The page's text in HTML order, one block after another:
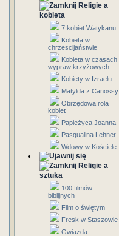
Religie a
kobieta
7 kobiet Watykanu
Kobieta w
chrzescijaństwie
Kobieta w czasach
wypraw krzyżowych
Kobiety w Izraelu
Matylda z Canossy
Obrzędowa rola
kobiet
Papieżyca Joanna
Pasqualina Lehner
Wdowy w Kościele
Religie a
sztuka
100 filmów
biblijnych
Film o świętym
Fresk w Staszowie
Gwiazda